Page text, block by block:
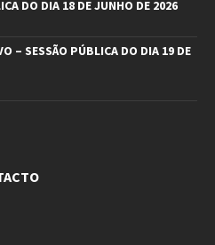
DO DIA 18 DE JUNHO DE 2026
– SESSÃO PÚBLICA DO DIA 19 DE